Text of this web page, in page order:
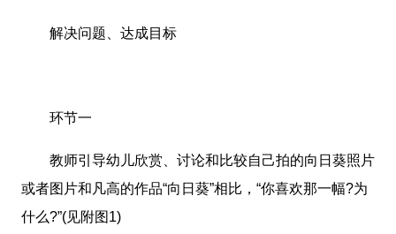
解决问题、达成目标
环节一
教师引导幼儿欣赏、讨论和比较自己拍的向日葵照片
或者图片和凡高的作品“向日葵”相比，“你喜欢那一幅?为
什么?”(见附图1)